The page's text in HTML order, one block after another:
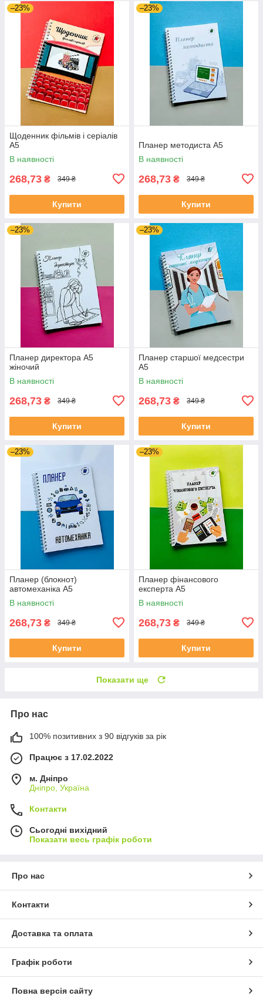
–23%
Щоденник фільмів і серіалів
А5
В наявності
268,73 ₴ 349 ₴
Купити
–23%
Планер методиста А5
В наявності
268,73 ₴ 349 ₴
Купити
–23%
Планер директора А5
жіночий
В наявності
268,73 ₴ 349 ₴
Купити
–23%
Планер старшої медсестри
А5
В наявності
268,73 ₴ 349 ₴
Купити
–23%
Планер (блокнот)
автомеханіка А5
В наявності
268,73 ₴ 349 ₴
Купити
–23%
Планер фінансового
експерта А5
В наявності
268,73 ₴ 349 ₴
Купити
Показати ще
Про нас
100% позитивних з 90 відгуків за рік
Працює з 17.02.2022
м. Дніпро
Дніпро, Україна
Контакти
Сьогодні вихідний
Показати весь графік роботи
Про нас
Контакти
Доставка та оплата
Графік роботи
Повна версія сайту